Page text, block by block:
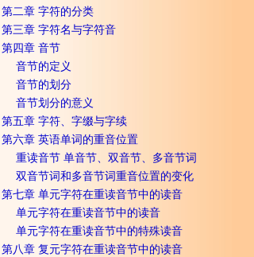
第二章 字符的分类
第三章 字符名与字符音
第四章 音节
音节的定义
音节的划分
音节划分的意义
第五章 字符、字缀与字续
第六章 英语单词的重音位置
重读音节 单音节、双音节、多音节词
双音节词和多音节词重音位置的变化
第七章 单元字符在重读音节中的读音
单元字符在重读音节中的读音
单元字符在重读音节中的特殊读音
第八章 复元字符在重读音节中的读音